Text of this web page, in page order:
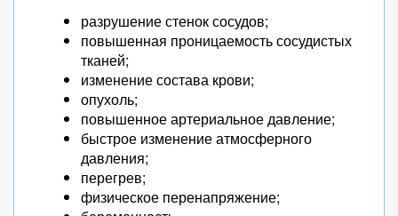
разрушение стенок сосудов;
повышенная проницаемость сосудистых
тканей;
изменение состава крови;
опухоль;
повышенное артериальное давление;
быстрое изменение атмосферного
давления;
перегрев;
физическое перенапряжение;